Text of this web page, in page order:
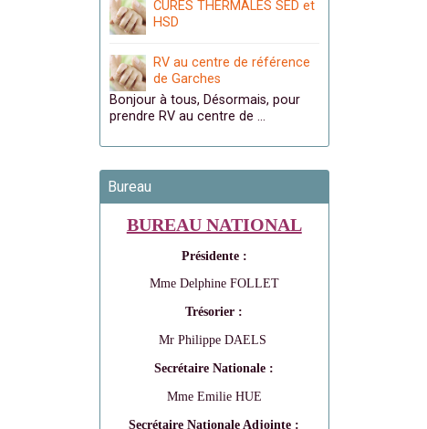
CURES THERMALES SED et
HSD
RV au centre de référence
de Garches
Bonjour à tous, Désormais, pour
prendre RV au centre de …
Bureau
BUREAU NATIONAL
Présidente :
Mme Delphine FOLLET
Trésorier :
Mr Philippe DAELS
Secrétaire Nationale :
Mme Emilie HUE
Secrétaire Nationale Adjointe :